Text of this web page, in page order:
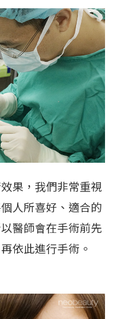
果，我們非常重視
人所喜好、適合的
醫師會在手術前先
依此進行手術。